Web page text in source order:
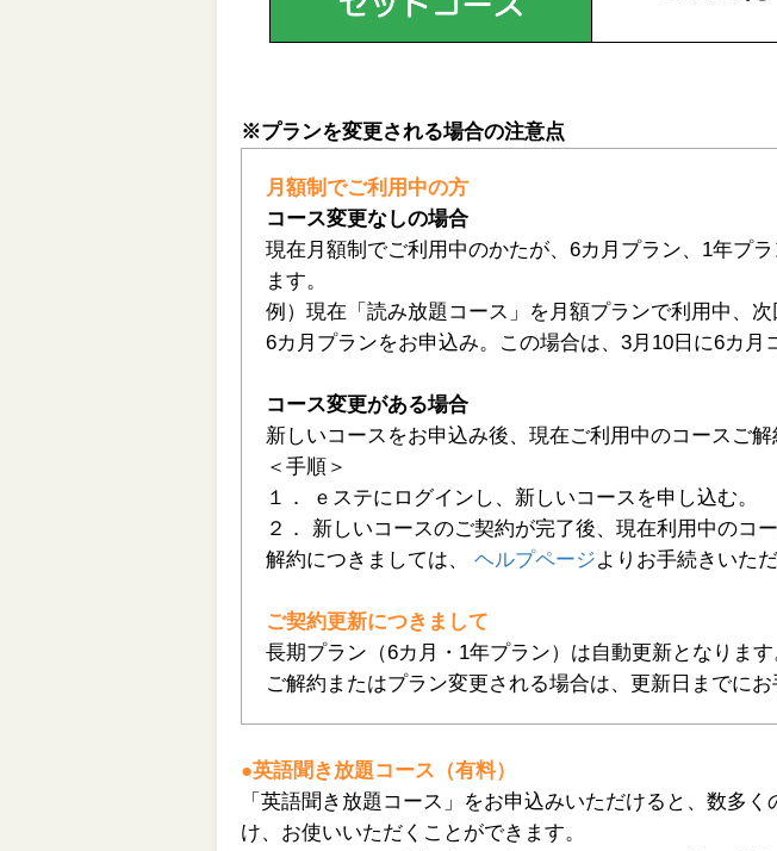
※プランを変更される場合の注意点
月額制でご利用中の方
コース変更なしの場合
現在月額制でご利用中のかたが、6カ月プラン、1年プ
ます。
例）現在「読み放題コース」を月額プランで利用中、
6カ月プランをお申込み。この場合は、3月10日に6カ月
コース変更がある場合
新しいコースをお申込み後、現在ご利用中のコースご解
＜手順＞
１． ｅステにログインし、新しいコースを申し込む。
２． 新しいコースのご契約が完了後、現在利用中のコー
解約につきましては、 ヘルプページよりお手続きいただ
ご契約更新につきまして
長期プラン（6カ月・1年プラン）は自動更新となります
ご解約またはプラン変更される場合は、更新日までにお
●英語聞き放題コース（有料）
「英語聞き放題コース」をお申込みいただけると、数多
け、お使いいただくことができます。